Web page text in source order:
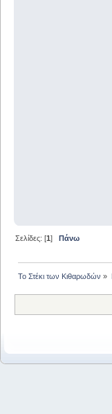
Σελίδες: [1]Πάνω
Το Στέκι των Κιθαρωδών »